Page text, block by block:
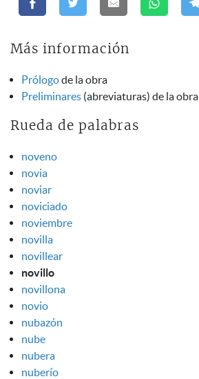
Más información
Prólogode la obra
Preliminares (abreviaturas) de la obra
Rueda de palabras
noveno
novia
noviar
noviciado
noviembre
novilla
novillear
novillo
novillona
novio
nubazón
nube
nubera
nuberío